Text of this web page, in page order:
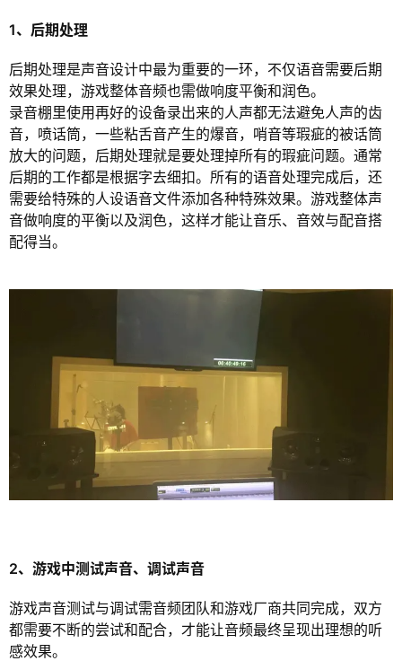
1、后期处理
后期处理是声音设计中最为重要的一环，不仅语音需要后期
效果处理，游戏整体音频也需做响度平衡和润色。
录音棚里使用再好的设备录出来的人声都无法避免人声的齿
音，喷话筒，一些粘舌音产生的爆音，哨音等瑕疵的被话筒
放大的问题，后期处理就是要处理掉所有的瑕疵问题。通常
后期的工作都是根据字去细扣。所有的语音处理完成后，还
需要给特殊的人设语音文件添加各种特殊效果。游戏整体声
音做响度的平衡以及润色，这样才能让音乐、音效与配音搭
配得当。
2、游戏中测试声音、调试声音
游戏声音测试与调试需音频团队和游戏厂商共同完成，双方
都需要不断的尝试和配合，才能让音频最终呈现出理想的听
感效果。